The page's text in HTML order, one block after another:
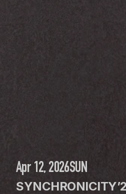
Apr 12, 2026SUN